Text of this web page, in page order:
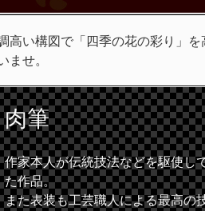
高い構図で「四季の花の彩り」
ませ。
肉筆
作家本人が伝統技法などを駆使し
た作品。
また表装も工芸職人による最高の